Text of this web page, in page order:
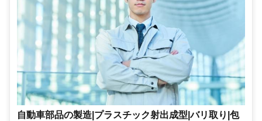
自動車部品の製造|プラスチック射出成型|バリ取り|包